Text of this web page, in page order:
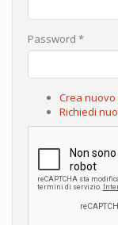
Password *
Crea
Richiedi